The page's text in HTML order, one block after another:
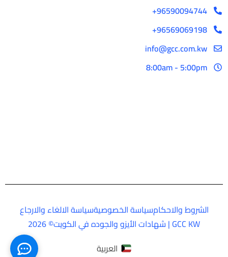
96590094744+
96569069198+
info@gcc.com.kw
8:00am - 5:00pm
الشروط والاحكامسياسة الخصوصيةسياسة الالغاء والارجاع
GCC KW | شهادات الأيزو والجوده في الكويت© 2026
العربية